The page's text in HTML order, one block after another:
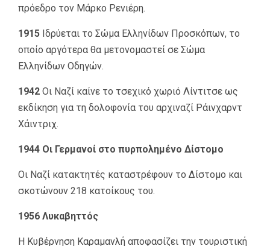
πρόεδρο τον Μάρκο Ρενιέρη.
1915 Ιδρύεται το Σώμα Ελληνίδων Προσκόπων, το
οποίο αργότερα θα μετονομαστεί σε Σώμα
Ελληνίδων Οδηγών.
1942 Οι Ναζί καίνε το τσεχικό χωριό Λίντιτσε ως
εκδίκηση για τη δολοφονία του αρχιναζί Ράινχαρντ
Χάιντριχ.
1944 Οι Γερμανοί στο πυρπολημένο Δίστομο
Οι Ναζί κατακτητές καταστρέφουν το Δίστομο και
σκοτώνουν 218 κατοίκους του.
1956 Λυκαβηττός
Η Κυβέρνηση Καραμανλή αποφασίζει την τουριστική